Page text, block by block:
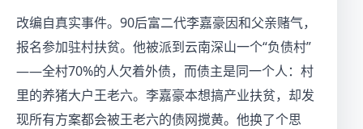
改编自真实事件。90后富二代李嘉豪因和父亲赌气，
报名参加驻村扶贫。他被派到云南深山一个“负债村”
——全村70%的人欠着外债，而债主是同一个人：村
里的养猪大户王老六。李嘉豪本想搞产业扶贫，却发
现所有方案都会被王老六的债网搅黄。他换了个思